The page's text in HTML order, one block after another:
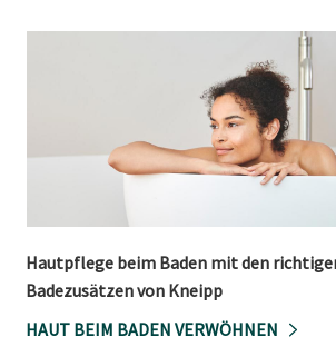
Hautpflege beim Baden mit den
Badezusätzen von Kneipp
HAUT BEIM BADEN VERWÖHNEN